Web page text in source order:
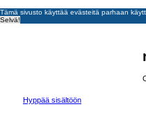
Tämä sivusto käyttää evästeitä parhaan
Selvä!
Hyppää sisältöön